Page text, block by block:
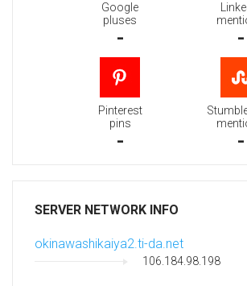
Google
pluses
- -
Pinterest
pins
- -
SERVER NETWORK INFO
okinawashikaiya2.ti-da.net
106.184.98.198